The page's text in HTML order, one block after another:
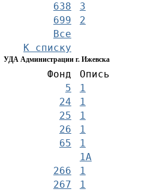
638
3
699
2
Все
К списку
УДА Администрации г. Ижевска
Фонд
Опись
5
1
24
1
25
1
26
1
65
1
1А
266
1
267
1